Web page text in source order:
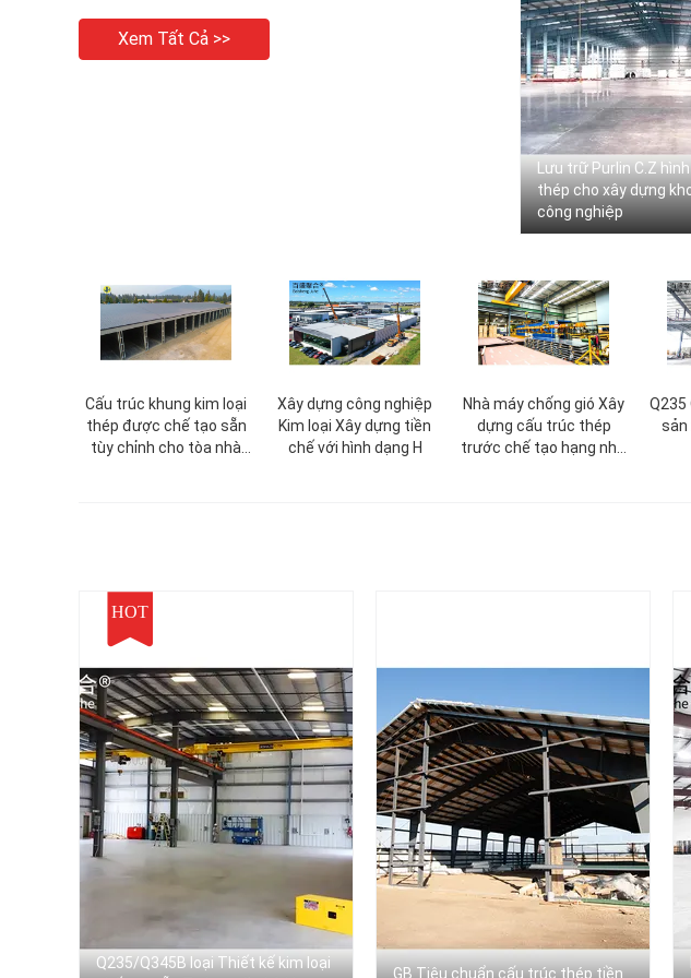
Xem Tất Cả >>
Lưu trữ Purlin C.Z
thép cho xây dựng
công nghiệp
Cấu trúc khung kim loại
thép được chế tạo sẵn
tùy chỉnh cho tòa nhà
Xây dựng công nghiệp
Kim loại Xây dựng tiền
chế với hình dạng H
Nhà máy chống gió Xây
dựng cấu trúc thép
trước chế tạo hạng nhẹ
Q235
sản
HOT
Q235/Q345B loại Thiết kế kim loại
GB Tiêu chuẩn cấu trúc thép tiền